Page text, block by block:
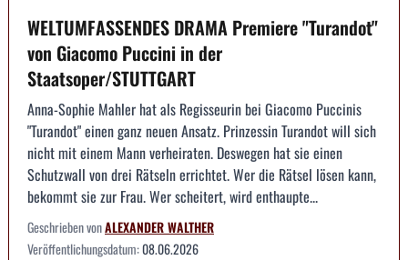
WELTUMFASSENDES DRAMA Premiere "Turandot"
von Giacomo Puccini in der
Staatsoper/STUTTGART
Anna-Sophie Mahler hat als Regisseurin bei Giacomo Puccinis
"Turandot" einen ganz neuen Ansatz. Prinzessin Turandot will sich
nicht mit einem Mann verheiraten. Deswegen hat sie einen
Schutzwall von drei Rätseln errichtet. Wer die Rätsel lösen kann,
bekommt sie zur Frau. Wer scheitert, wird enthaupte...
Geschrieben vonALEXANDER WALTHER
Veröffentlichungsdatum:08.06.2026